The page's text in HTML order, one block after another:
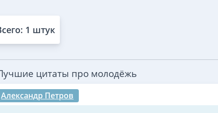
1 штук
цитаты про молодёжь
Александр Петров